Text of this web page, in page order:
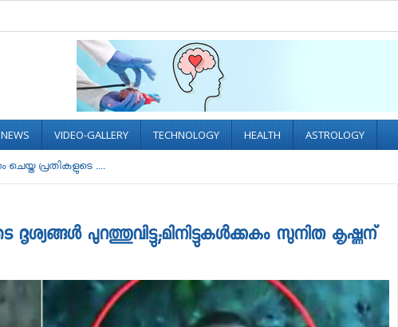
VIDEO-GALLERY TECHNOLOGY HEALTH ASTROLOGY
പ്രതികളുടെ ....
ദൃശ്യങ്ങള്‍ പുറത്തുവിട്ടു;മിനിട്ടുകള്‍ക്കകം സുനിത കൃഷ്ണന്